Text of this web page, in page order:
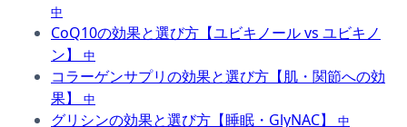
中
CoQ10の効果と選び方【ユビキノール vs ユビキノ
ン】
中
コラーゲンサプリの効果と選び方【肌・関節への効
果】
中
グリシンの効果と選び方【睡眠・GlyNAC】 中